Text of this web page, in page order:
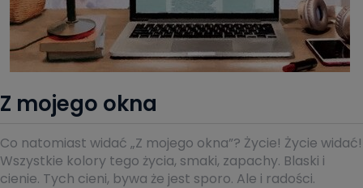
Z mojego okna
Co natomiast widać „Z mojego okna”? Życie! Życie widać!
Wszystkie kolory tego życia, smaki, zapachy. Blaski i
cienie. Tych cieni, bywa że jest sporo. Ale i radości.